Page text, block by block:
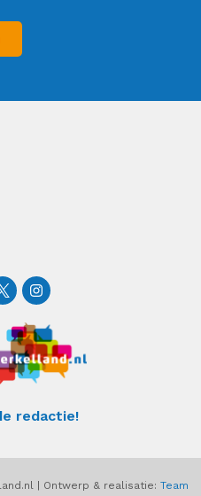
I
n
s
t
a
g
r
a
redactie!
| Ontwerp & realisatie: Team